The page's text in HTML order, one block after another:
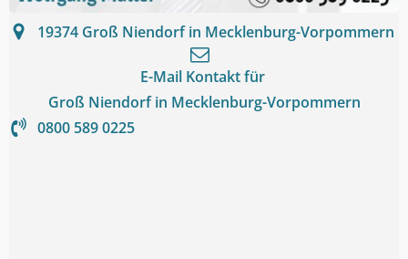
19374 Groß Niendorf in Mecklenburg-Vorpommern
E-Mail Kontakt für
Groß Niendorf in Mecklenburg-Vorpommern
0800 589 0225